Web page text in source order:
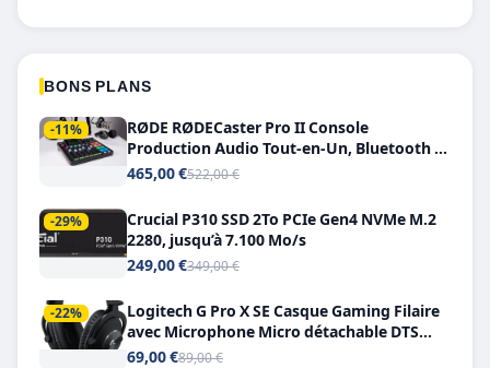
BONS PLANS
-11%
RØDE RØDECaster Pro II Console
Production Audio Tout-en-Un, Bluetooth et
Double USB-C
465,00 €522,00 €
-29%
Crucial P310 SSD 2To PCIe Gen4 NVMe M.2
2280, jusqu’à 7.100 Mo/s
249,00 €349,00 €
-22%
Logitech G Pro X SE Casque Gaming Filaire
avec Microphone Micro détachable DTS
Headphone X 7.1
69,00 €89,00 €